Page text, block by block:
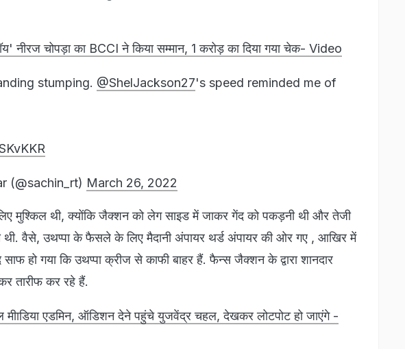
नीरज चोपड़ा का BCCI ने किया सम्मान, 1 करोड़ का दिया गया चेक- Video
stumping. @ShelJackson27's speed reminded me of
(@sachin_rt) March 26, 2022
मुश्किल थी, क्योंकि जैक्शन को लेग साइड में जाकर गेंद को पकड़नी थी और तेजी
थी. वैसे, उथप्पा के फैसले के लिए मैदानी अंपायर थर्ड अंपायर की ओर गए , आखिर में
साफ हो गया कि उथप्पा क्रीज से काफी बाहर हैं. फैन्स जैक्शन के द्वारा शानदार
तारीफ कर रहे हैं.
मीाडिया एडमिन, ऑडिशन देने पहुंचे युजवेंद्र चहल, देखकर लोटपोट हो जाएंगे -